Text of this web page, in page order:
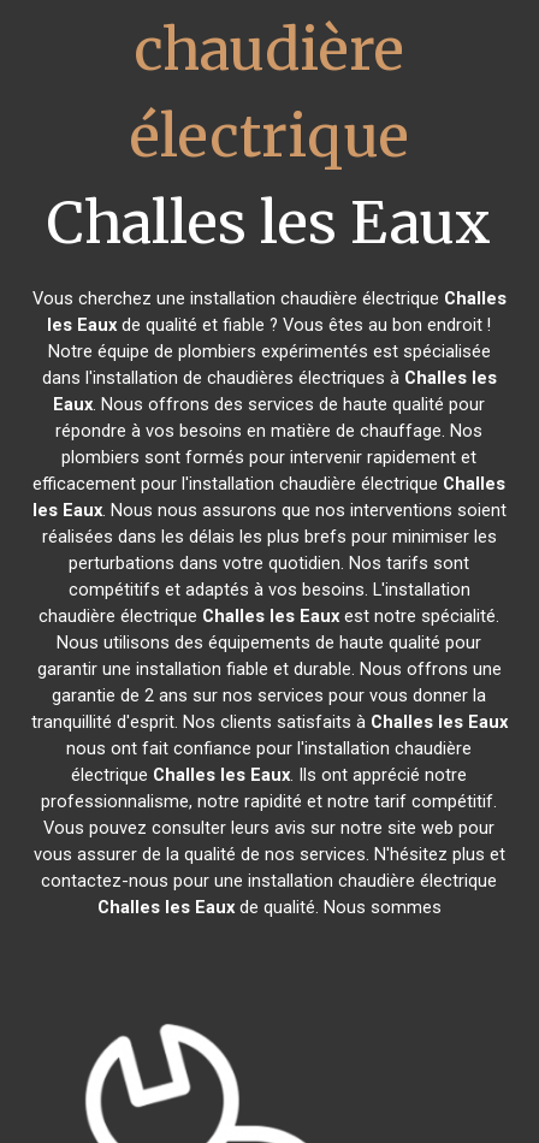
chaudière
électrique
Challes les Eaux
Vous cherchez une installation chaudière électrique Challes
les Eaux de qualité et fiable ? Vous êtes au bon endroit !
Notre équipe de plombiers expérimentés est spécialisée
dans l'installation de chaudières électriques à Challes les
Eaux. Nous offrons des services de haute qualité pour
répondre à vos besoins en matière de chauffage. Nos
plombiers sont formés pour intervenir rapidement et
efficacement pour l'installation chaudière électrique Challes
les Eaux. Nous nous assurons que nos interventions soient
réalisées dans les délais les plus brefs pour minimiser les
perturbations dans votre quotidien. Nos tarifs sont
compétitifs et adaptés à vos besoins. L'installation
chaudière électrique Challes les Eaux est notre spécialité.
Nous utilisons des équipements de haute qualité pour
garantir une installation fiable et durable. Nous offrons une
garantie de 2 ans sur nos services pour vous donner la
tranquillité d'esprit. Nos clients satisfaits à Challes les Eaux
nous ont fait confiance pour l'installation chaudière
électrique Challes les Eaux. Ils ont apprécié notre
professionnalisme, notre rapidité et notre tarif compétitif.
Vous pouvez consulter leurs avis sur notre site web pour
vous assurer de la qualité de nos services. N'hésitez plus et
contactez-nous pour une installation chaudière électrique
Challes les Eauxde qualité. Nous sommes